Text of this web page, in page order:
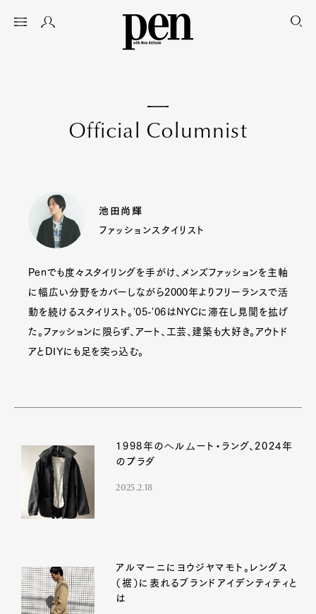
Official Col umnist
池田尚輝
ファッションスタイリスト
Penでも度々スタイリングを手がけ、メンズファッションを主軸
に幅広い分野をカバーしながら2000年よりフリーランスで活
動を続けるスタイリスト。'05-'06はNYCに滞在し見聞を拡げ
た。ファッションに限らず、アート、工芸、建築も大好き。アウトド
アとDIYにも足を突っ込む。
1998年のヘルムート・ラング、2024年
のプラダ
2025.2.18
アルマーニにヨウジヤマモト。レングス
（裾）に表れるブランドアイデンティティと
は